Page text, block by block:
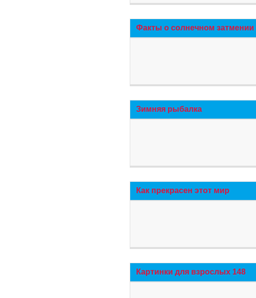
Факты о солнечном затмении
Зимняя рыбалка
Как прекрасен этот мир
Картинки для взрослых 148